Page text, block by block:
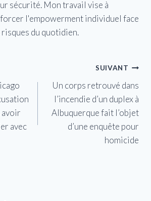
sécurité. Mon travail vise à
l'empowerment individuel face
risques du quotidien.
avoir
avec
SUIVANT
Un corps retrouvé dans
l’incendie d’un duplex à
Albuquerque fait l’objet
d’une enquête pour
homicide